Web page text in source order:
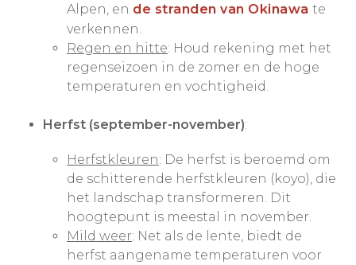
Alpen, en de stranden van Okinawa te
verkennen.
Regen en hitte: Houd rekening met het
regenseizoen in de zomer en de hoge
temperaturen en vochtigheid.
Herfst (september-november):
Herfstkleuren: De herfst is beroemd om
de schitterende herfstkleuren (koyo), die
het landschap transformeren. Dit
hoogtepunt is meestal in november.
Mild weer: Net als de lente, biedt de
herfst aangename temperaturen voor